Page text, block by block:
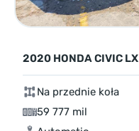
2020 HONDA CIVIC LX
Na przednie koła
59 777 mil